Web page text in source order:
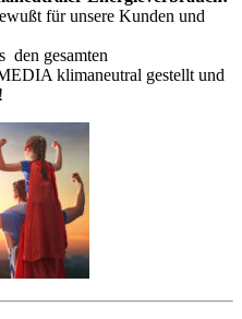
für unsere Kunden und
den gesamten
klimaneutral gestellt und